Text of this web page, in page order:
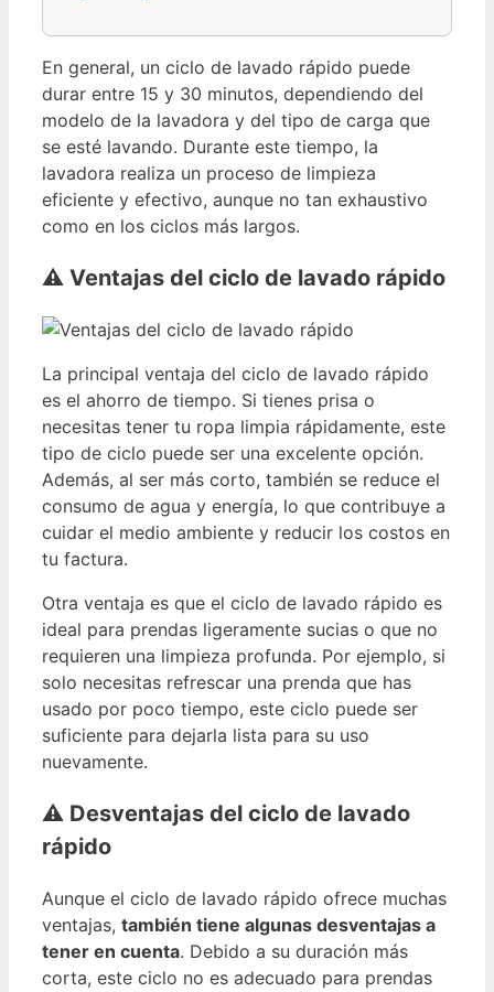
En general, un ciclo de lavado rápido puede
durar entre 15 y 30 minutos, dependiendo del
modelo de la lavadora y del tipo de carga que
se esté lavando. Durante este tiempo, la
lavadora realiza un proceso de limpieza
eficiente y efectivo, aunque no tan exhaustivo
como en los ciclos más largos.
⚠️ Ventajas del ciclo de lavado rápido
La principal ventaja del ciclo de lavado rápido
es el ahorro de tiempo. Si tienes prisa o
necesitas tener tu ropa limpia rápidamente, este
tipo de ciclo puede ser una excelente opción.
Además, al ser más corto, también se reduce el
consumo de agua y energía, lo que contribuye a
cuidar el medio ambiente y reducir los costos en
tu factura.
Otra ventaja es que el ciclo de lavado rápido es
ideal para prendas ligeramente sucias o que no
requieren una limpieza profunda. Por ejemplo, si
solo necesitas refrescar una prenda que has
usado por poco tiempo, este ciclo puede ser
suficiente para dejarla lista para su uso
nuevamente.
⚠️ Desventajas del ciclo de lavado
rápido
Aunque el ciclo de lavado rápido ofrece muchas
ventajas, también tiene algunas desventajas a
tener en cuenta. Debido a su duración más
corta, este ciclo no es adecuado para prendas